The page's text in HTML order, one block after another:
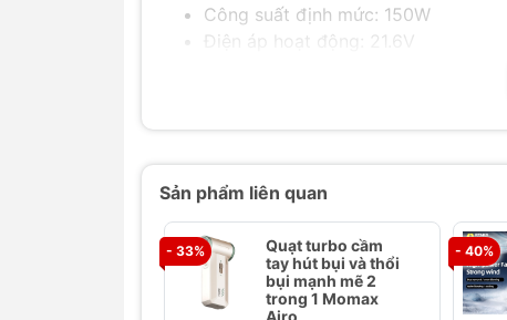
Công suất định mức: 150W
Điện áp hoạt động: 21.6V
Bộ sản phẩm: Máy hút bụi, đế sạc,
Tính năng nổi bật
Không dây tiện lợi:Dễ dàng di
không gian sống hiện đại.
Sản phẩm liên quan
- 33%
Quạt turbo cầm
tay hút bụi và thổi
bụi mạnh mẽ 2
trong 1 Momax
Airo
- 40%